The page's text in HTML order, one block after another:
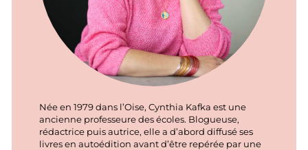
Née en 1979 dans l’Oise, Cynthia Kafka est une
ancienne professeure des écoles. Blogueuse,
rédactrice puis autrice, elle a d’abord diffusé ses
livres en autoédition avant d’être repérée par une